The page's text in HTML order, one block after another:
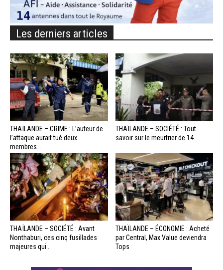
Les derniers articles
THAÏLANDE – CRIME : L’auteur de
l’attaque aurait tué deux
membres...
THAÏLANDE – SOCIÉTÉ : Tout
savoir sur le meurtrier de 14...
THAÏLANDE – SOCIÉTÉ : Avant
Nonthaburi, ces cinq fusillades
majeures qui...
THAÏLANDE – ÉCONOMIE : Acheté
par Central, Max Value deviendra
Tops